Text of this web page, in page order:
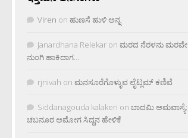
Viren on ಹುಣಸೆ ಹುಳಿ ಅನ್ನ
Janardhana Relekar on ಮರದ ನೆರಳನು ಮರವೇ
ನುಂಗಿ ಹಾಕಿದಾಗ…
rjnivah on ಮನಸೂರೆಗೊಳ್ಳುವ ಲೈಟ್ಲಮ್ ಕಣಿವೆ
Siddanagouda kalakeri on ಬಾದಮಿ ಅಮವಾಸ್ಯೆ:
ಚಬನೂರ ಅಮೋಗ ಸಿದ್ದನ ಹೇಳಿಕೆ